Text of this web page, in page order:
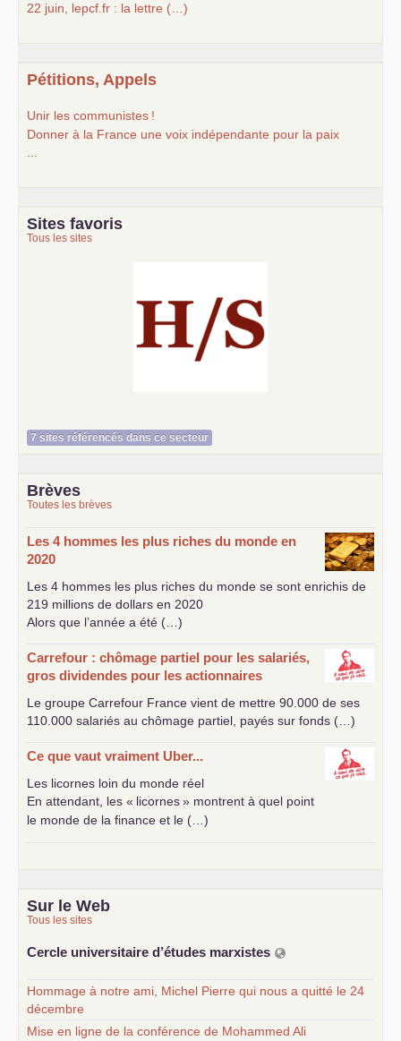
22 juin, lepcf.fr : la lettre (…)
Pétitions, Appels
Unir les communistes !
Donner à la France une voix indépendante pour la paix
Sites favoris
Tous les sites
7 sites référencés dans ce secteur
Brèves
Toutes les brèves
Les 4 hommes les plus riches du monde en
2020
Les 4 hommes les plus riches du monde se sont enrichis de
219 millions de dollars en 2020
Alors que l’année a été (…)
Carrefour : chômage partiel pour les salariés,
gros dividendes pour les actionnaires
Le groupe Carrefour France vient de mettre 90.000 de ses
110.000 salariés au chômage partiel, payés sur fonds (…)
Ce que vaut vraiment Uber...
Les licornes loin du monde réel
En attendant, les « licornes» montrent à quel point
le monde de la finance et le (…)
Sur le Web
Tous les sites
Cercle universitaire d’études marxistes
Hommage à notre ami, Michel Pierre qui nous a quitté le 24
décembre
Mise en ligne de la conférence de Mohammed Ali